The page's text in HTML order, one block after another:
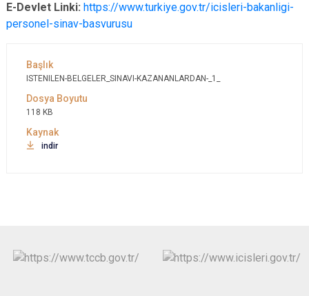
E-Devlet Linki: https://www.turkiye.gov.tr/icisleri-bakanligi-
personel-sinav-basvurusu
ISTENILEN-BELGELER_SINAVI-KAZANANLARDAN-_1_
118 KB
indir